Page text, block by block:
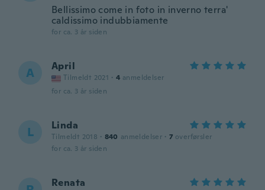
Bellissimo come in foto in inverno terra'
caldissimo indubbiamente
for ca. 3 år siden
A April
Tilmeldt 2021 · 4 anmeldelser
for ca. 3 år siden
L Linda
Tilmeldt 2018 · 840 anmeldelser · 7 overførsler
for ca. 3 år siden
Renata